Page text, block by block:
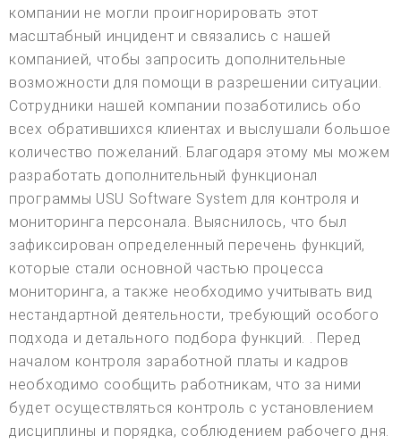
компании не могли проигнорировать этот
масштабный инцидент и связались с нашей
компанией, чтобы запросить дополнительные
возможности для помощи в разрешении ситуации.
Сотрудники нашей компании позаботились обо
всех обратившихся клиентах и выслушали большое
количество пожеланий. Благодаря этому мы можем
разработать дополнительный функционал
программы USU Software System для контроля и
мониторинга персонала. Выяснилось, что был
зафиксирован определенный перечень функций,
которые стали основной частью процесса
мониторинга, а также необходимо учитывать вид
нестандартной деятельности, требующий особого
подхода и детального подбора функций. . Перед
началом контроля заработной платы и кадров
необходимо сообщить работникам, что за ними
будет осуществляться контроль с установлением
дисциплины и порядка, соблюдением рабочего дня.